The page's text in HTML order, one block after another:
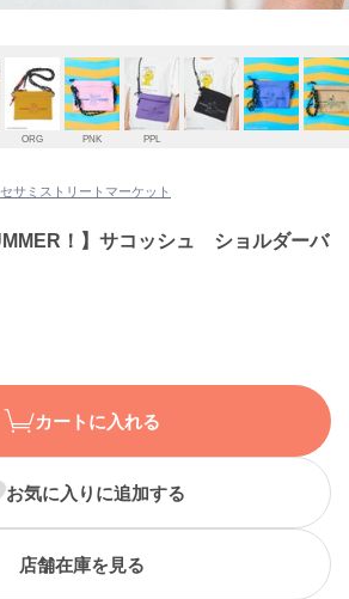
ORG PNK PPL
サミストリートマーケット
！】サコッシュ ショルダーバ
カートに入れる
お気に入りに追加する
店舗在庫を見る